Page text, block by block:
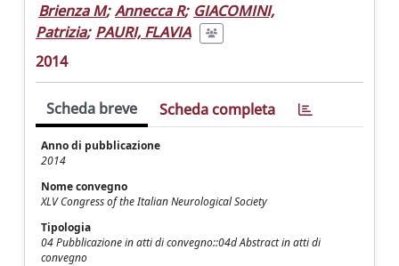
Brienza M; Annecca R; GIACOMINI,
Patrizia; PAURI, FLAVIA
2014
Scheda breve Scheda completa
Anno di pubblicazione
2014
Nome convegno
XLV Congress of the Italian Neurological Society
Tipologia
04 Pubblicazione in atti di convegno::04d Abstract in atti di
convegno